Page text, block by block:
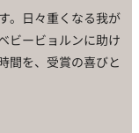
。日々重くなる我が
ビービョルンに助け
間を、受賞の喜びと